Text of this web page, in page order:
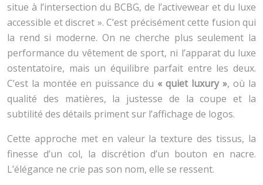
situe à l’intersection du BCBG, de l’activewear et du luxe
accessible et discret ». C’est précisément cette fusion qui
la rend si moderne. On ne cherche plus seulement la
performance du vêtement de sport, ni l’apparat du luxe
ostentatoire, mais un équilibre parfait entre les deux.
C’est la montée en puissance du « quiet luxury », où la
qualité des matières, la justesse de la coupe et la
subtilité des détails priment sur l’affichage de logos.
Cette approche met en valeur la texture des tissus, la
finesse d’un col, la discrétion d’un bouton en nacre.
L’élégance ne crie pas son nom, elle se ressent.